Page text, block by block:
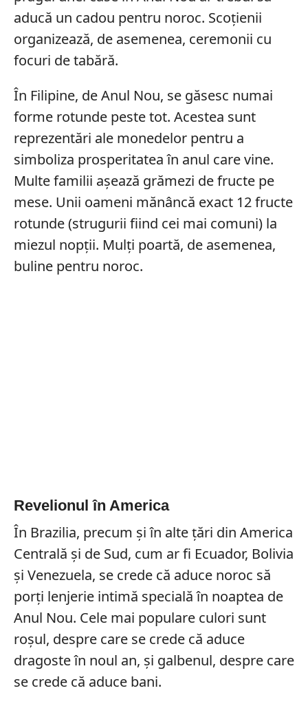
aducă un cadou pentru noroc. Scoțienii
organizează, de asemenea, ceremonii cu
focuri de tabără.
În Filipine, de Anul Nou, se găsesc numai
forme rotunde peste tot. Acestea sunt
reprezentări ale monedelor pentru a
simboliza prosperitatea în anul care vine.
Multe familii așează grămezi de fructe pe
mese. Unii oameni mănâncă exact 12 fructe
rotunde (strugurii fiind cei mai comuni) la
miezul nopții. Mulți poartă, de asemenea,
buline pentru noroc.
Revelionul în America
În Brazilia, precum și în alte țări din America
Centrală și de Sud, cum ar fi Ecuador, Bolivia
și Venezuela, se crede că aduce noroc să
porți lenjerie intimă specială în noaptea de
Anul Nou. Cele mai populare culori sunt
roșul, despre care se crede că aduce
dragoste în noul an, și galbenul, despre care
se crede că aduce bani.